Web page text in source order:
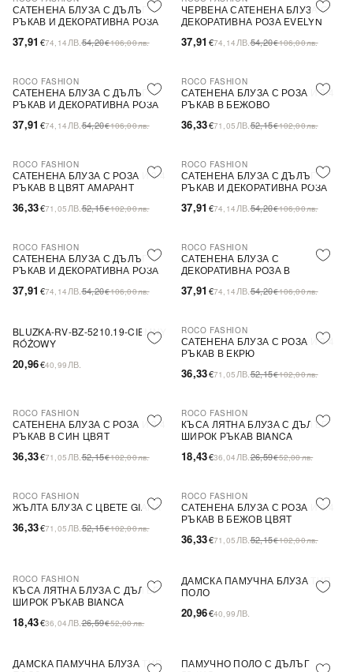
САТЕНЕНА БЛУЗА С ДЪЛЪГ
РЪКАВ И ДЕКОРАТИВНА РОЗА
37,91 €74,14 ЛВ.54,20€106,00лв.
ЧЕРВЕНА САТЕНЕНА БЛУЗА С
ДЕКОРАТИВНА РОЗА EVELYN
37,91 €74,14 ЛВ.54,20€106,00лв.
-30%
ROCO FASHION
САТЕНЕНА БЛУЗА С ДЪЛЪГ
РЪКАВ И ДЕКОРАТИВНА РОЗА
37,91 €74,14 ЛВ.54,20€106,00лв.
-30%
ROCO FASHION
САТЕНЕНА БЛУЗА С РОЗА И 3/4
РЪКАВ В БЕЖОВО
36,33€71,05 ЛВ.52,15€102,00лв.
-30%
ROCO FASHION
САТЕНЕНА БЛУЗА С РОЗА И 3/4
РЪКАВ В ЦВЯТ АМАРАНТ
36,33€71,05 ЛВ.52,15€102,00лв.
-30%
ROCO FASHION
САТЕНЕНА БЛУЗА С ДЪЛЪГ
РЪКАВ И ДЕКОРАТИВНА РОЗА
37,91 €74,14 ЛВ.54,20€106,00лв.
-30%
ROCO FASHION
САТЕНЕНА БЛУЗА С ДЪЛЪГ
РЪКАВ И ДЕКОРАТИВНА РОЗА
37,91 €74,14 ЛВ.54,20€106,00лв.
-30%
ROCO FASHION
САТЕНЕНА БЛУЗА С
ДЕКОРАТИВНА РОЗА В
37,91 €74,14 ЛВ.54,20€106,00лв.
BLUZKA-RV-BZ-5210.19-CIEMNY
RÓŻOWY
20,96€40,99 ЛВ.
-30%
ROCO FASHION
САТЕНЕНА БЛУЗА С РОЗА И 3/4
РЪКАВ В ЕКРЮ
36,33€71,05 ЛВ.52,15€102,00лв.
-30%
ROCO FASHION
САТЕНЕНА БЛУЗА С РОЗА И 3/4
РЪКАВ В СИН ЦВЯТ
36,33€71,05 ЛВ.52,15€102,00лв.
-31%
ROCO FASHION
КЪСА ЛЯТНА БЛУЗА С ДЪЛЪГ
ШИРОК РЪКАВ BIANCA
18,43€36,04 ЛВ.26,59€52,00лв.
-30%
ROCO FASHION
ЖЪЛТА БЛУЗА С ЦВЕТЕ GIANA
36,33€71,05 ЛВ.52,15€102,00лв.
-30%
ROCO FASHION
САТЕНЕНА БЛУЗА С РОЗА И 3/4
РЪКАВ В БЕЖОВ ЦВЯТ
36,33€71,05 ЛВ.52,15€102,00лв.
-31%
ROCO FASHION
КЪСА ЛЯТНА БЛУЗА С ДЪЛЪГ
ШИРОК РЪКАВ BIANCA
18,43€36,04 ЛВ.26,59€52,00лв.
ДАМСКА ПАМУЧНА БЛУЗА ТИП
ПОЛО
20,96€40,99 ЛВ.
ДАМСКА ПАМУЧНА БЛУЗА ТИП
ПАМУЧНО ПОЛО С ДЪЛЪГ